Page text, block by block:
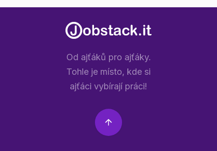
Od ajťáků pro ajťáky.
Tohle je místo, kde si
ajťáci vybírají práci!